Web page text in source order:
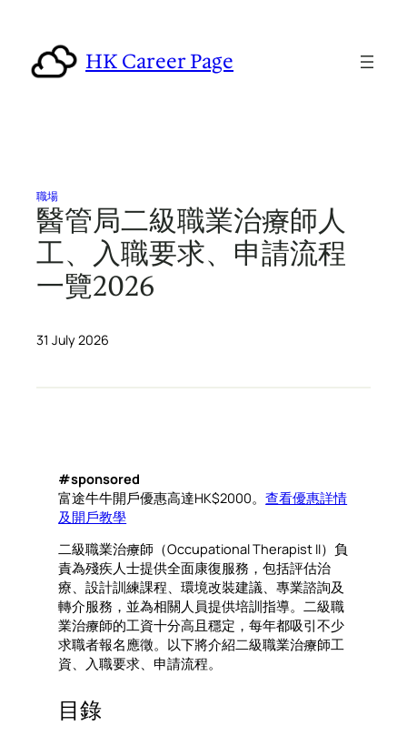
content
HK Career Page
職場
醫管局二級職業治療師人
工、入職要求、申請流程
一覽2026
31 July 2026
#sponsored
富途牛牛開戶優惠高達HK$2000。查看優惠詳情
及開戶教學
二級職業治療師（Occupational Therapist II）負
責為殘疾人士提供全面康復服務，包括評估治
療、設計訓練課程、環境改裝建議、專業諮詢及
轉介服務，並為相關人員提供培訓指導。二級職
業治療師的工資十分高且穩定，每年都吸引不少
求職者報名應徵。以下將介紹二級職業治療師工
資、入職要求、申請流程。
目錄